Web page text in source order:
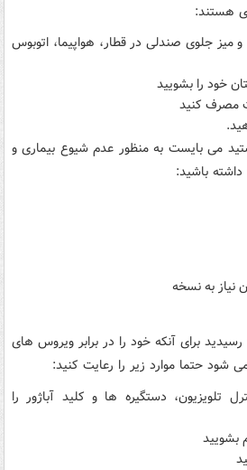
هستند:
جلوی صندلی در قطار، هواپیما، اتوبوس
خود را بشویید
مصرف کنید
می بایست به منظور عدم شیوع بیماری و
داشته باشید:
نیاز به نسخه
برای آنکه خود را در برابر ویروس های
شود حتما موارد زیر را رعایت کنید:
دستگیره ها و کلید آباژور را
بشویید